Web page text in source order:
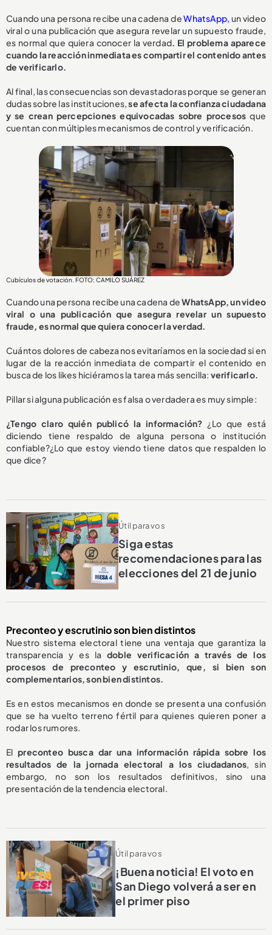
Cuando una persona recibe una cadena deWhatsApp, un video
viral o una publicación que asegura revelar un supuesto fraude,
es normal que quiera conocer la verdad. El problema aparece
cuando la reacción inmediata es compartir el contenido antes
de verificarlo.
Al final, las consecuencias son devastadoras porque se generan
dudas sobre las instituciones,se afecta la confianza ciudadana
y se crean percepciones equivocadas sobre procesos que
cuentan con múltiples mecanismos de control y verificación.
Cubículos de votación. FOTO: CAMILO SUÁREZ
Cuando una persona recibe una cadena deWhatsApp, un video
viral o una publicación que asegura revelar un supuesto
fraude, es normal que quiera conocer la verdad.
Cuántos dolores de cabeza nos evitaríamos en la sociedad si en
lugar de la reacción inmediata de compartir el contenido en
busca de los likes hiciéramos la tarea más sencilla: verificarlo.
Pillar si alguna publicación es falsa o verdadera es muy simple:
¿Tengo claro quién publicó la información? ¿Lo que está
diciendo tiene respaldo de alguna persona o institución
confiable?¿Lo que estoy viendo tiene datos que respalden lo
que dice?
Útil para vos
Siga estas
recomendaciones para las
elecciones del 21 de junio
Preconteo y escrutinio son bien distintos
Nuestro sistema electoral tiene una ventaja que garantiza la
transparencia y es la doble verificación a través de los
procesos de preconteo y escrutinio, que, si bien son
complementarios, son bien distintos.
Es en estos mecanismos en donde se presenta una confusión
que se ha vuelto terreno fértil para quienes quieren poner a
rodar los rumores.
Elpreconteo busca dar una información rápida sobre los
resultados de la jornada electoral a los ciudadanos, sin
embargo, no son los resultados definitivos, sino una
presentación de la tendencia electoral.
Útil para vos
¡Buena noticia! El voto en
San Diego volverá a ser en
el primer piso